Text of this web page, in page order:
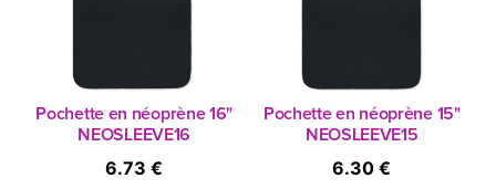
Pochette en néoprène 16"
NEOSLEEVE16
6.73 €
Pochette en néoprène 15"
NEOSLEEVE15
6.30 €